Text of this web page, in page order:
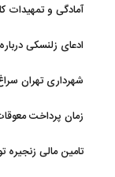
آمادگی و تمهیدات
ادعای زلنسکی درباره استقرار ۵۰ هزار
شهرداری تهران
زمان پرداخت
تامین مالی زنجیره تولید از